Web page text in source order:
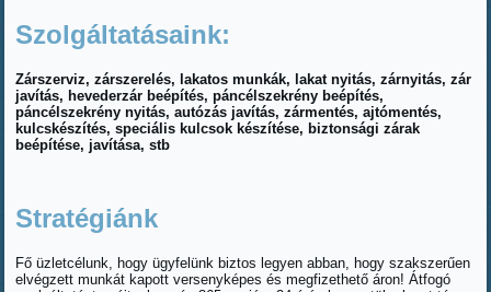
Szolgáltatásaink:
Zárszerviz, zárszerelés, lakatos munkák, lakat nyitás, zárnyitás, zár
javítás, hevederzár beépítés, páncélszekrény beépítés,
páncélszekrény nyitás, autózás javítás, zármentés, ajtómentés,
kulcskészítés, speciális kulcsok készítése, biztonsági zárak
beépítése, javítása, stb
Stratégiánk
Fő üzletcélunk, hogy ügyfelünk biztos legyen abban, hogy szakszerűen
elvégzett munkát kapott versenyképes és megfizethető áron! Átfogó